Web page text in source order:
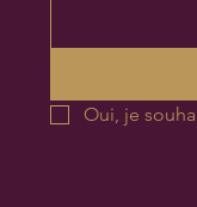
Oui, je